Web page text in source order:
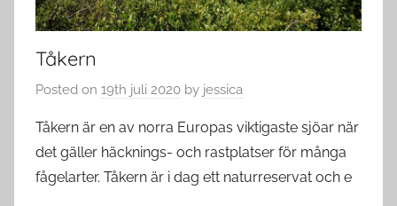
Tåkern
Posted on 19th juli 2020 by jessica
Tåkern är en av norra Europas viktigaste sjöar när
det gäller häcknings- och rastplatser för många
fågelarter. Tåkern är i dag ett naturreservat och e